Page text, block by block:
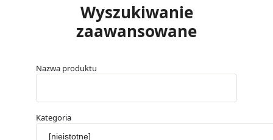
Wyszukiwanie
zaawansowane
Nazwa produktu
Kategoria